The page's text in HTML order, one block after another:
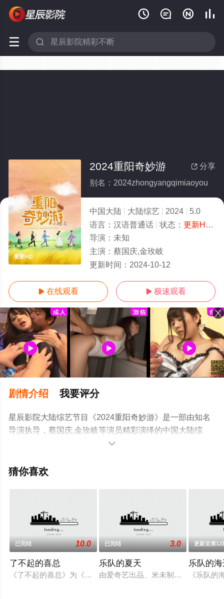
   
 
更新HD
 分享
2024重阳奇妙游
别名：2024zhongyangqimiaoyou
中国大陆 大陆综艺 2024
5.0
语言： 汉语普通话 状态： 更新HD
-
导演： 未知
主演： 蔡国庆,金玫岐
更新时间： 2024-10-12
 在线观看  极速观看
剧情介绍 我要评分
星辰影院大陆综艺节目《2024重阳奇妙游》是一部由知名
导演执导，蔡国庆,金玫岐等演员精彩演绎的中国大陆综
艺，手机免费观看高清未删减完整版综艺全集就上星辰电
等平台了解。

猜你喜欢
已完结 10.0
了不起的喜总
《了不起的喜总》为《喜剧总动员》的幕后花絮节目。让观众
已完结 3.0
乐队的夏天
由爱奇艺出品、米未制作的2019重
更新至第12
乐队的
《乐队